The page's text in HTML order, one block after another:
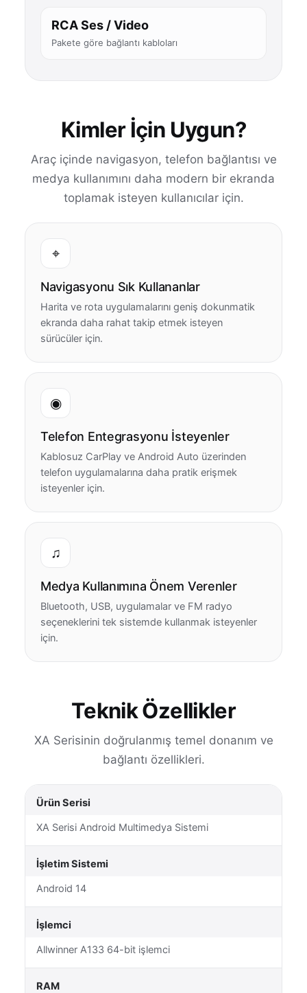
RCA Ses / Video
Pakete göre bağlantı kabloları
Kimler İçin Uygun?
Araç içinde navigasyon, telefon bağlantısı ve
medya kullanımını daha modern bir ekranda
toplamak isteyen kullanıcılar için.
⌖
Navigasyonu Sık Kullananlar
Harita ve rota uygulamalarını geniş dokunmatik
ekranda daha rahat takip etmek isteyen
sürücüler için.
◉
Telefon Entegrasyonu İsteyenler
Kablosuz CarPlay ve Android Auto üzerinden
telefon uygulamalarına daha pratik erişmek
isteyenler için.
♫
Medya Kullanımına Önem Verenler
Bluetooth, USB, uygulamalar ve FM radyo
seçeneklerini tek sistemde kullanmak isteyenler
için.
Teknik Özellikler
XA Serisinin doğrulanmış temel donanım ve
bağlantı özellikleri.
Ürün Serisi
XA Serisi Android Multimedya Sistemi
İşletim Sistemi
Android 14
İşlemci
Allwinner A133 64-bit işlemci
RAM